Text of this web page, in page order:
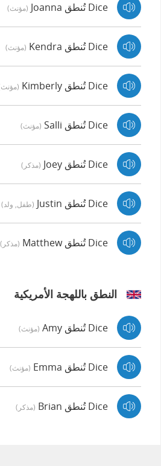
Dice تُنطق Joanna (مؤنث)
Dice تُنطق Kendra (مؤنث)
Dice تُنطق Kimberly
Dice تُنطق Salli (مؤنث)
Dice تُنطق Joey (مذكر)
Dice تُنطق Justin (طفل, ولد)
Dice تُنطق Matthew (مذكر)
النطق باللهجة الأمريكية
Dice تُنطق Amy (مؤنث)
Dice تُنطق Emma (مؤنث)
Dice تُنطق Brian (مذكر)